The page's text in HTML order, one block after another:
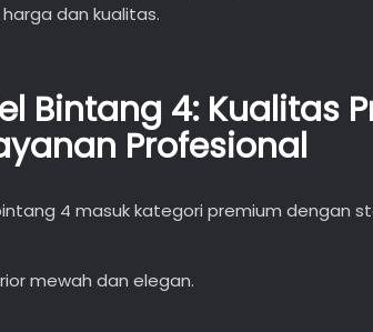
dan kualitas.
Bintang 4: Kualitas
Profesional
4 masuk kategori premium dengan
mewah dan elegan.